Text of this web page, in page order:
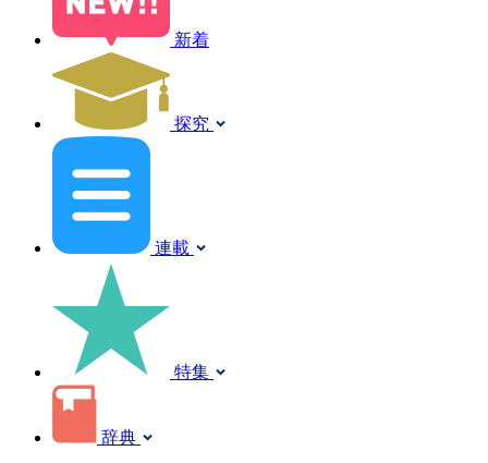
新着
探究
連載
特集
辞典